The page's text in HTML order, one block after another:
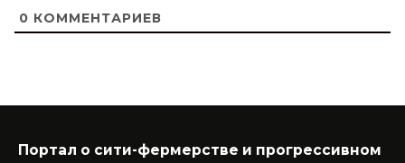
0 КОММЕНТАРИЕВ
Портал о сити-фермерстве и прогрессивном